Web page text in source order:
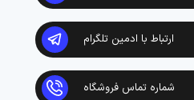
ارتباط با ادمین تلگرام
شماره تماس فروشگاه